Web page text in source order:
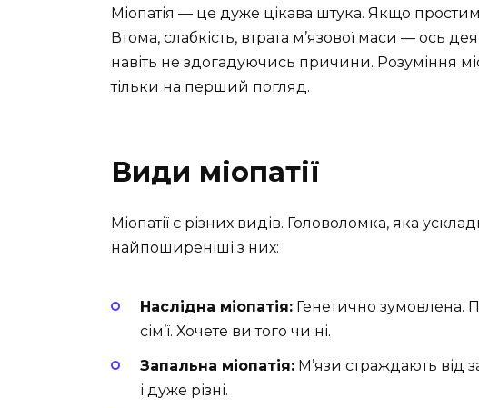
Міопатія — це дуже цікава штука. Якщо
Втома, слабкість, втрата м’язової маси — ось
навіть не здогадуючись причини. Розуміння
тільки на перший погляд.
Види міопатії
Міопатії є різних видів. Головоломка, яка
найпоширеніші з них:
Наслідна міопатія: Генетично зумовлена.
сім’ї. Хочете ви того чи ні.
Запальна міопатія: М’язи страждають від
і дуже різні.